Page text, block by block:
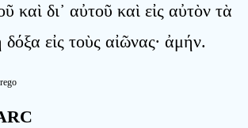
καὶ δι᾿ αὐτοῦ καὶ εἰς αὐτὸν τὰ
εἰς τοὺς αἰῶνας· ἀμήν.